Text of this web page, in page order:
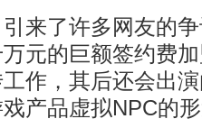
了许多网友的争
元的巨额签约费
作，其后还会出
产品虚拟NPC的